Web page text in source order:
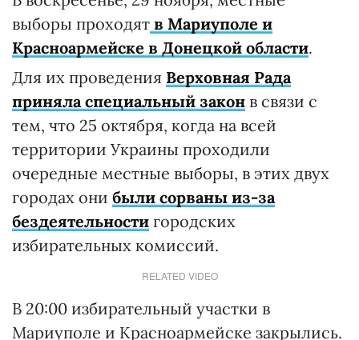
выборы проходят в Мариуполе и
Красноармейске в Донецкой области.
Для их проведения Верховная Рада
приняла специальный закон в связи с
тем, что 25 октября, когда на всей
территории Украины проходили
очередные местные выборы, в этих двух
городах они были сорваны из-за
бездеятельности городских
избирательных комиссий.
RELATED VIDEO
В 20:00 избирательный участки в
Мариуполе и Красноармейске закрылись.